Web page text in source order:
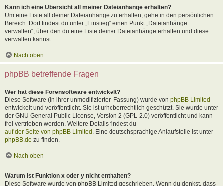
Kann ich eine Übersicht all meiner Dateianhänge erhalten?
Um eine Liste all deiner Dateianhänge zu erhalten, gehe in den persönlichen
Bereich. Dort findest du unter „Einstieg“ einen Punkt „Dateianhänge
verwalten“, über den du eine Liste deiner Dateianhänge erhalten und diese
verwalten kannst.
Nach oben
phpBB betreffende Fragen
Wer hat diese Forensoftware entwickelt?
Diese Software (in ihrer unmodifizierten Fassung) wurde von phpBB Limited
entwickelt und veröffentlicht. Sie ist urheberrechtlich geschützt. Sie wurde unter
der GNU General Public License, Version 2 (GPL-2.0) veröffentlicht und kann
frei vertrieben werden. Weitere Details findest du
auf der Seite von phpBB Limited . Eine deutschsprachige Anlaufstelle ist unter
phpBB.de zu finden.
Nach oben
Warum ist Funktion x oder y nicht enthalten?
Diese Software wurde von phpBB Limited geschrieben. Wenn du denkst, dass